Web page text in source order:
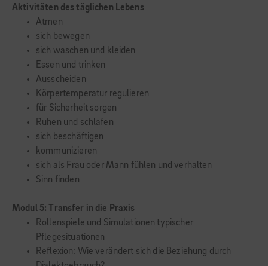
Aktivitäten des täglichen Lebens
Atmen
sich bewegen
sich waschen und kleiden
Essen und trinken
Ausscheiden
Körpertemperatur regulieren
für Sicherheit sorgen
Ruhen und schlafen
sich beschäftigen
kommunizieren
sich als Frau oder Mann fühlen und verhalten
Sinn finden
Modul 5: Transfer in die Praxis
Rollenspiele und Simulationen typischer
Pflegesituationen
Reflexion: Wie verändert sich die Beziehung durch